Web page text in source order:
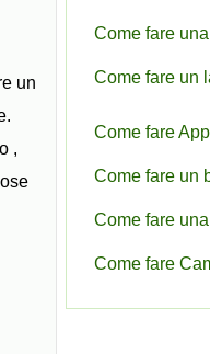
un
,
Come fare
Come fare un
Come fare
Come fare un
Come fare
Come fare